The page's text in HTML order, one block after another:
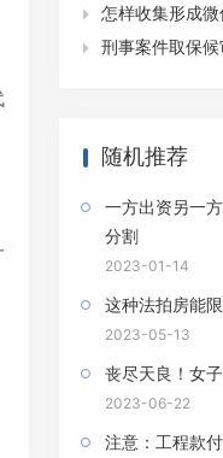
 怎样收集形成
 刑事案件取保
随机推荐
一方出资另一
分割
2023-01-14
这种法拍房能
2023-05-13
丧尽天良！女
2023-06-22
注意：工程款